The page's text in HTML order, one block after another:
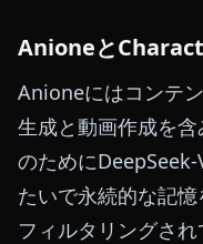
Anioneと
Anioneにはコンテ
生成と動画作成を
のために
たいで永続的な記
フィルタリングされ